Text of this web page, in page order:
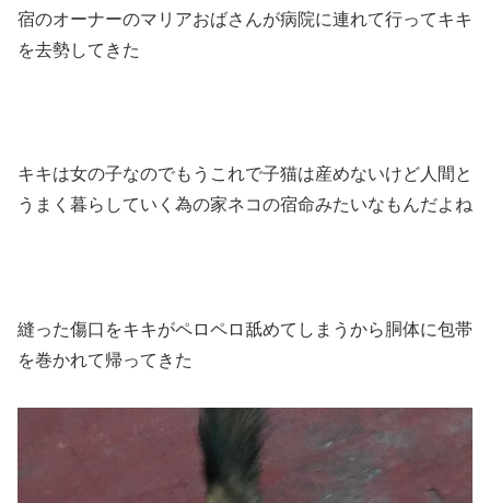
宿のオーナーのマリアおばさんが病院に連れて行ってキキ
を去勢してきた
キキは女の子なのでもうこれで子猫は産めないけど人間と
うまく暮らしていく為の家ネコの宿命みたいなもんだよね
縫った傷口をキキがペロペロ舐めてしまうから胴体に包帯
を巻かれて帰ってきた